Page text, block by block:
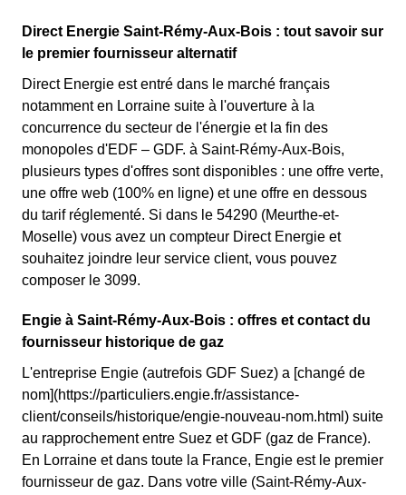
Direct Energie Saint-Rémy-Aux-Bois : tout savoir sur
le premier fournisseur alternatif
Direct Energie est entré dans le marché français
notamment en Lorraine suite à l'ouverture à la
concurrence du secteur de l'énergie et la fin des
monopoles d'EDF – GDF. à Saint-Rémy-Aux-Bois,
plusieurs types d'offres sont disponibles : une offre verte,
une offre web (100% en ligne) et une offre en dessous
du tarif réglementé. Si dans le 54290 (Meurthe-et-
Moselle) vous avez un compteur Direct Energie et
souhaitez joindre leur service client, vous pouvez
composer le 3099.
Engie à Saint-Rémy-Aux-Bois : offres et contact du
fournisseur historique de gaz
L'entreprise Engie (autrefois GDF Suez) a [changé de
nom](https://particuliers.engie.fr/assistance-
client/conseils/historique/engie-nouveau-nom.html) suite
au rapprochement entre Suez et GDF (gaz de France).
En Lorraine et dans toute la France, Engie est le premier
fournisseur de gaz. Dans votre ville (Saint-Rémy-Aux-